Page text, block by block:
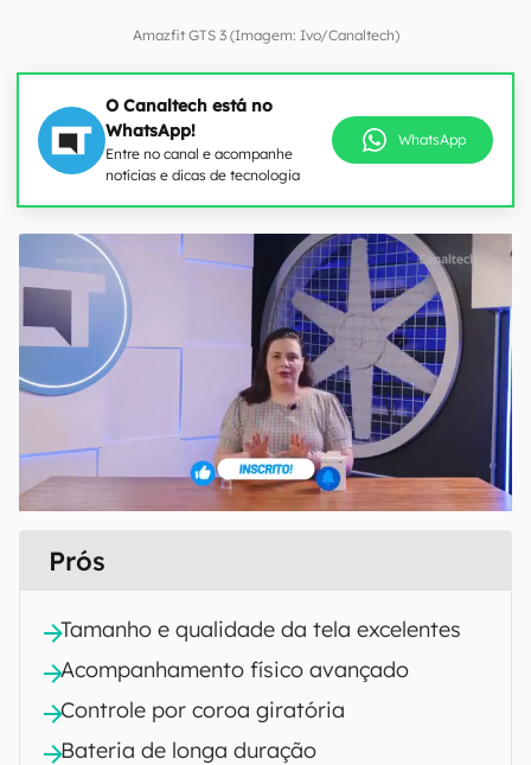
Amazfit GTS 3 (Imagem: Ivo/Canaltech)
O Canaltech está no
WhatsApp!
Entre no canal e acompanhe
notícias e dicas de tecnologia
WhatsApp
Prós
Tamanho e qualidade da tela excelentes
Acompanhamento físico avançado
Controle por coroa giratória
Bateria de longa duração